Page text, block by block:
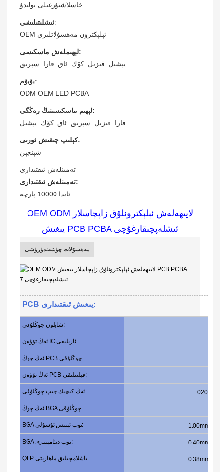
خاسلاشتۇرغىلى بولىدۇ
ئىشلىتىلىشى:
OEM ئېلېكترون مەھسۇلاتلىرى
لېھىملەش ماسكىسى:
يېشىل. قىزىل. كۆك. ئاق. قارا. سېرىق
بۇيۇم:
ODM OEM LED PCBA
لېھىم ماسكىسىنىڭ رەڭگى:
قارا. قىزىل. سېرىق. ئاق. كۆك. يېشىل
كېلىپ چىقىش ئورنى:
شېنجېن
تەمىنلەش ئىقتىدارى
تەمىنلەش ئىقتىدارى:
ئايدا 10000 پارچە
OEM ODM لايىھەلەش ئېلېكترونلۇق زاپچاسلار
يىغىش PCB PCBA ئىشلەپچىقارغۇچى
مەھسۇلات چۈشەندۈرۈشى
PCB يىغىش ئىقتىدارى:
شابلون چوڭلۇقى:
ئەڭ تۆۋەن IC ئارىلىقى:
ئەڭ چوڭ PCB چوڭلۇقى:
ئەڭ تۆۋەن PCB قېلىنلىقى:
ئەڭ كىچىك چىپ چوڭلۇقى: 0201
ئەڭ چوڭ BGA چوڭلۇقى:
BGA توپ ئېتىش ئۇسۇلى:
BGA توپ دىئامېتىرى:
QFP باشلامچىلىق ماھارىتى: